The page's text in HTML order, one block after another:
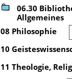
06.30
Allgemeines
08 Philosophie
10
11 Theologie,